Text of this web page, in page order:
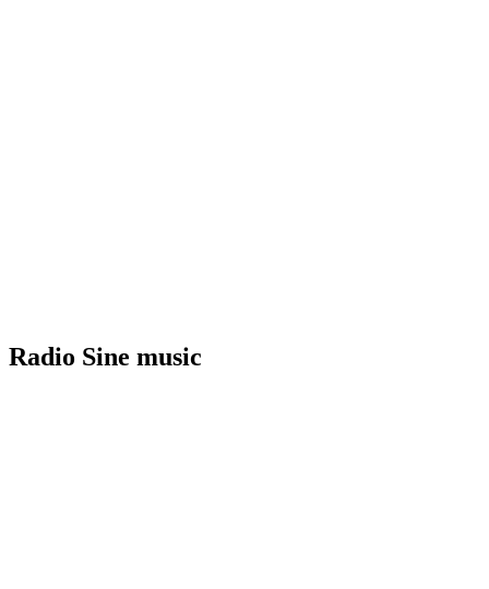
Radio Sine music